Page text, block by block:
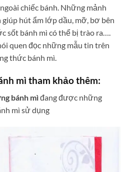
chiếc bánh. Những mảnh
giúp hút ẩm lớp dầu, mỡ, bơ bên
sốt bánh mì có thể bị trào ra….
quen đọc những mẫu tin trên
thức bánh mì.
mì tham khảo thêm:
bánh mìđang được những
mì sử dụng